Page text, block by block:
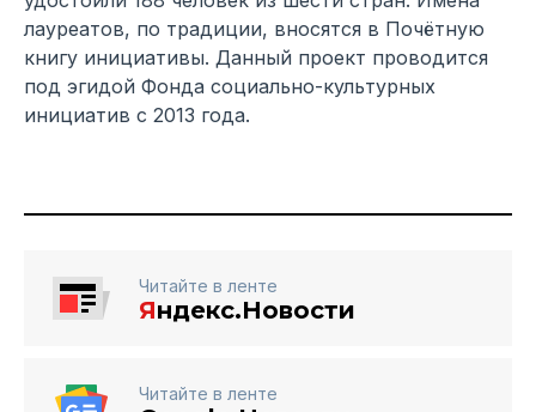
лауреатов, по традиции, вносятся в Почётную
книгу инициативы. Данный проект проводится
под эгидой Фонда социально-культурных
инициатив с 2013 года.
Читайте в ленте
Яндекс.Новости
Читайте в ленте